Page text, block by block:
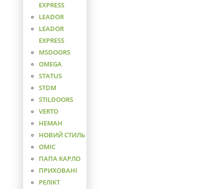
EXPRESS
LEADOR
LEADOR
EXPRESS
MSDOORS
OMEGA
STATUS
STDM
STILDOORS
VERTO
НЕМАН
НОВИЙ СТИЛЬ
ОМІС
ПАПА КАРЛО
ПРИХОВАНІ
РЕЛІКТ